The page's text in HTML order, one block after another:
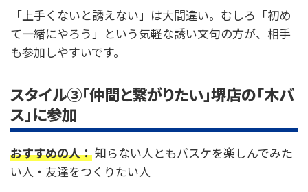
「上手くないと誘えない」は大間違い。むしろ「初め
て一緒にやろう」という気軽な誘い文句の方が、相手
も参加しやすいです。
スタイル③「仲間と繋がりたい」堺店の「木バ
ス」に参加
おすすめの人：知らない人ともバスケを楽しんでみた
い人・友達をつくりたい人